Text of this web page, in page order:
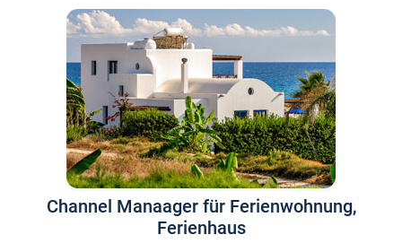
Channel Manaager für Ferienwohnung,
Ferienhaus